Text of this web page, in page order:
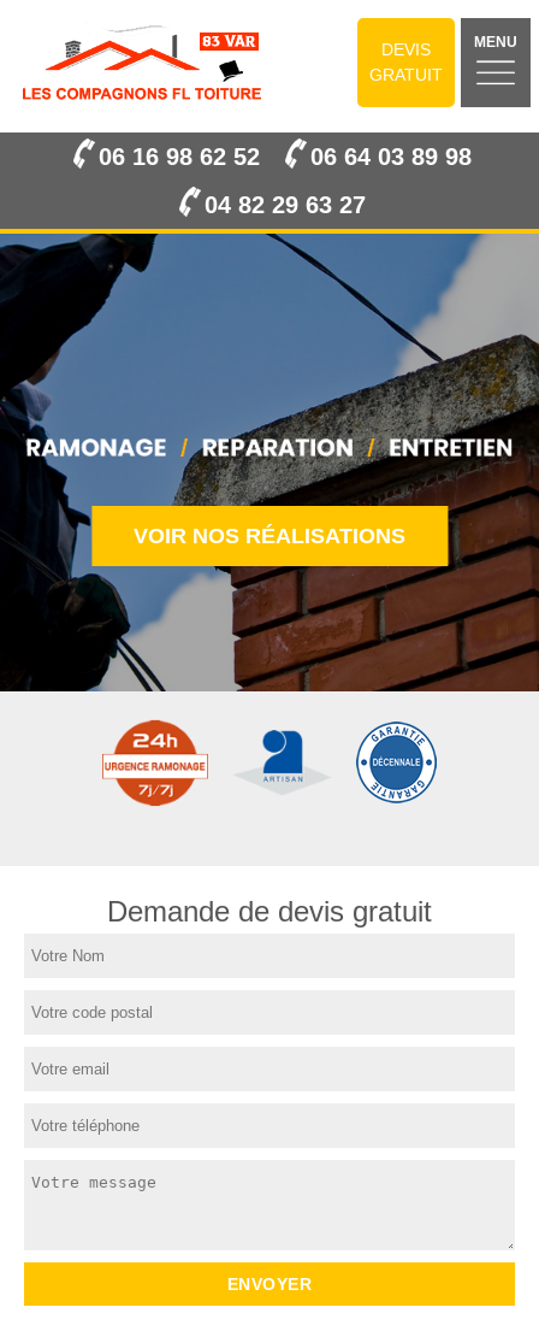
DEVIS
GRATUIT
MENU
06 16 98 62 52
06 64 03 89 98
04 82 29 63 27
VOIR NOS RÉALISATIONS
Demande de devis gratuit